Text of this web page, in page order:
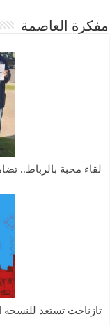
مفكرة العاصمة
لقاء محبة بالرباط..
تازناخت تستعد للنسخة السابعة من مهرجان